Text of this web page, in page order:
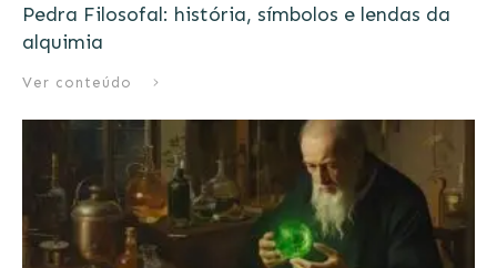
Pedra Filosofal: história, símbolos e lendas da
alquimia
Ver conteúdo